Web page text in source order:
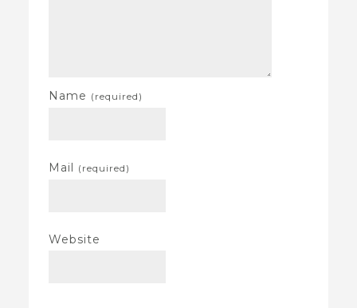
Name (required)
Mail (required)
Website